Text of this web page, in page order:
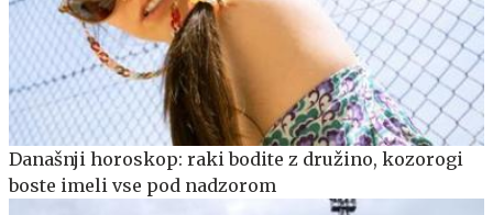
Današnji horoskop: raki bodite z družino, kozorogi
boste imeli vse pod nadzorom